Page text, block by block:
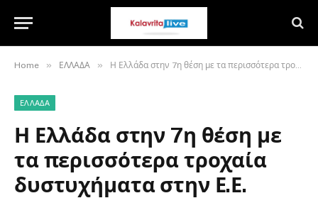
Home » ΕΛΛΑΔΑ » Η Ελλάδα στην 7η θέση με τα περισσότερα τροχαία δυστυχήματα στην Ε.Ε.
ΕΛΛΑΔΑ
Η Ελλάδα στην 7η θέση με
τα περισσότερα τροχαία
δυστυχήματα στην Ε.Ε.